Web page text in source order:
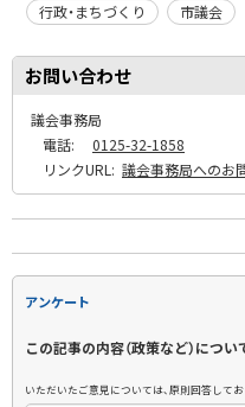
行政・まちづくり
市議会
お問い合わせ
議会事務局
電話:
0125-32-1858
リンクURL: 議会事務局へのお
アンケート
この記事の内容（政策など）につ
いただいたご意見については、原則回答して